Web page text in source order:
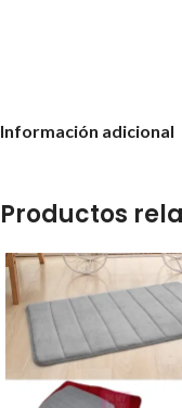
Información adicional
Productos